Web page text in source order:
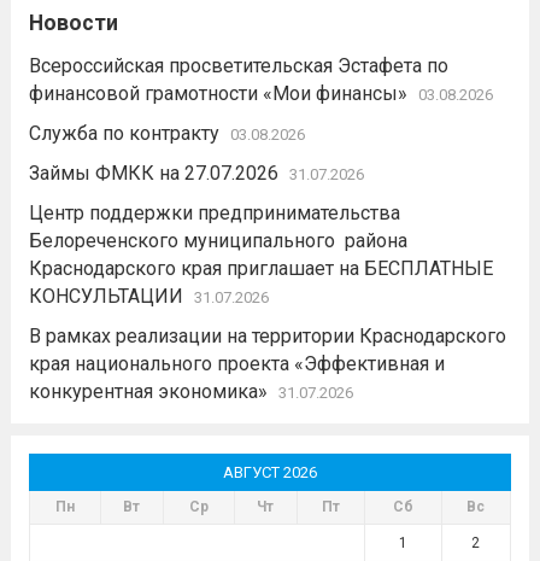
Новости
Всероссийская просветительская Эстафета по
финансовой грамотности «Мои финансы»
03.08.2026
Служба по контракту 03.08.2026
Займы ФМКК на 27.07.2026 31.07.2026
Центр поддержки предпринимательства
Белореченского муниципального района
Краснодарского края приглашает на БЕСПЛАТНЫЕ
КОНСУЛЬТАЦИИ
31.07.2026
В рамках реализации на территории Краснодарского
края национального проекта «Эффективная и
конкурентная экономика»
31.07.2026
АВГУСТ 2026
Пн Вт Ср Чт Пт Сб Вс
1 2